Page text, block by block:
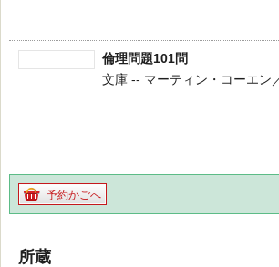
倫理問題101問
文庫 -- マーティン・コーエン
予約かごへ
所蔵